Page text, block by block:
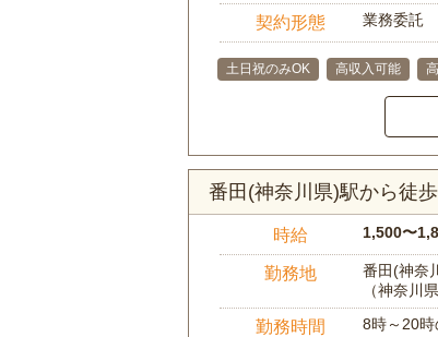
契約形態 業務委託
土日祝のみOK 高収入可能
番田(神奈川県)駅から徒
時給 1,500〜
勤務地
番田(神奈
（神奈川
勤務時間 8時～20